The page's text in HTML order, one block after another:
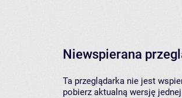
Niewspierana
Ta przeglądarka nie jest
pobierz aktualną wersję